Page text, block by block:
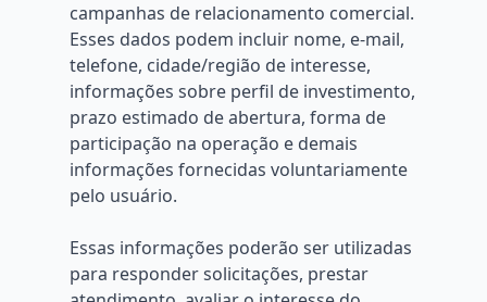
campanhas de relacionamento comercial.
Esses dados podem incluir nome, e-mail,
telefone, cidade/região de interesse,
informações sobre perfil de investimento,
prazo estimado de abertura, forma de
participação na operação e demais
informações fornecidas voluntariamente
pelo usuário.
Essas informações poderão ser utilizadas
para responder solicitações, prestar